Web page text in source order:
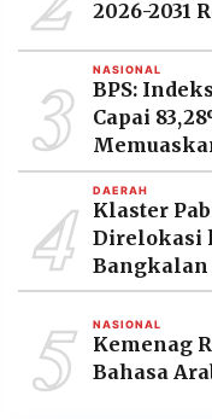
2026-2031
3 NASIONAL
BPS:
Capai
4 DAERAH
Klaster
Direlokasi
Bangkalan
5 NASIONAL
Kemenag
Bahasa